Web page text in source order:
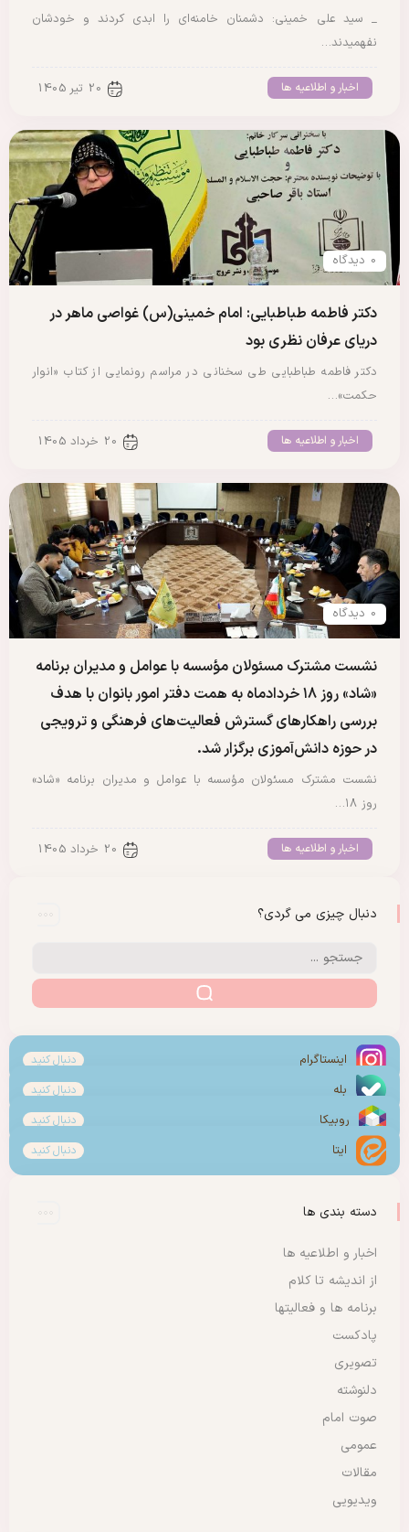
_ سید علی خمینی: دشمنان خامنه‌ای را ابدی کردند و خودشان
نفهمیدند…
اخبار و اطلاعیه ها 20 تیر 1405
0 دیدگاه
دکتر فاطمه طباطبایی: امام خمینی(س) غواصی ماهر در
دریای عرفان نظری بود
دکتر فاطمه طباطبایی طی سخنانی در مراسم رونمایی از کتاب «انوار
حکمت»…
اخبار و اطلاعیه ها 20 خرداد 1405
0 دیدگاه
نشست مشترک مسئولان مؤسسه با عوامل و مدیران برنامه
«شاد» روز ۱۸ خردادماه به همت دفتر امور بانوان با هدف
بررسی راهکارهای گسترش فعالیت‌های فرهنگی و ترویجی
در حوزه دانش‌آموزی برگزار شد.
نشست مشترک مسئولان مؤسسه با عوامل و مدیران برنامه «شاد»
روز ۱۸…
اخبار و اطلاعیه ها 20 خرداد 1405
دنبال چیزی می گردی؟
اینستاگرام دنبال کنید
بله دنبال کنید
روبیکا دنبال کنید
ایتا دنبال کنید
دسته بندی ها
اخبار و اطلاعیه ها
از اندیشه تا کلام
برنامه ها و فعالیتها
پادکست
تصویری
دلنوشته
صوت امام
عمومی
مقالات
ویدیویی